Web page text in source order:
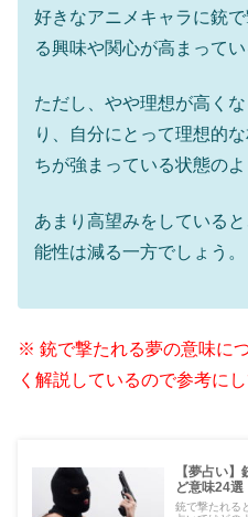
好きなアニメキャラに銃
る興味や関心が高まって
ただし、やや理想が高く
り、自分にとって理想的
ちが強まっている状態のよ
あまり高望みをしている
能性は減る一方でしょう。
※ 銃で撃たれる夢の意味に
く解説しているので参考にし
【夢占い
ど意味24選
銃で撃たれる